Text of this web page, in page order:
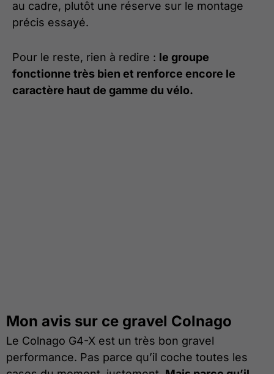
au cadre, plutôt une réserve sur le montage
précis essayé.
Pour le reste, rien à redire : le groupe
fonctionne très bien et renforce encore le
caractère haut de gamme du vélo.
Mon avis sur ce gravel Colnago
Le Colnago G4-X est un très bon gravel
performance. Pas parce qu’il coche toutes les